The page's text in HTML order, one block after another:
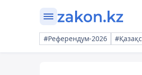
#Референдум-2026